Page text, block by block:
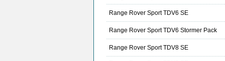
Range Rover Sport TDV6 SE
Range Rover Sport TDV6 Stormer Pack
Range Rover Sport TDV8 SE